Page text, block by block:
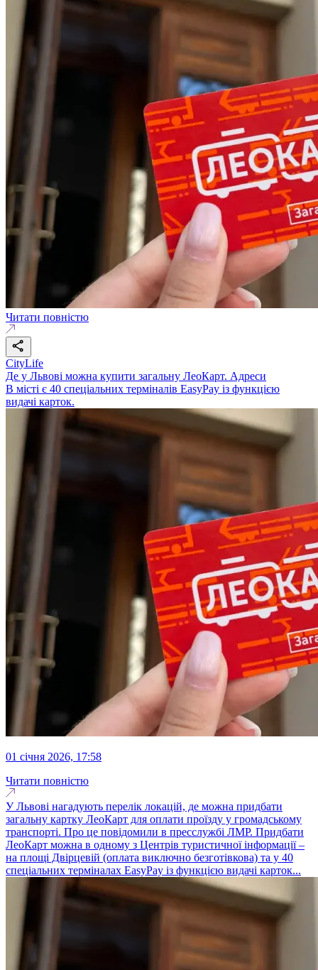
Читати повністю
CityLife
Де у Львові можна купити загальну ЛеоКарт. Адреси
В місті є 40 спеціальних терміналів EasyPay із функцією
видачі карток.
01 січня 2026, 17:58
Читати повністю
У Львові нагадують перелік локацій, де можна придбати
загальну картку ЛеоКарт для оплати проїзду у громадському
транспорті. Про це повідомили в пресслужбі ЛМР. Придбати
ЛеоКарт можна в одному з Центрів туристичної інформації –
на площі Двірцевій (оплата виключно безготівкова) та у 40
спеціальних терміналах EasyPay із функцією видачі карток...